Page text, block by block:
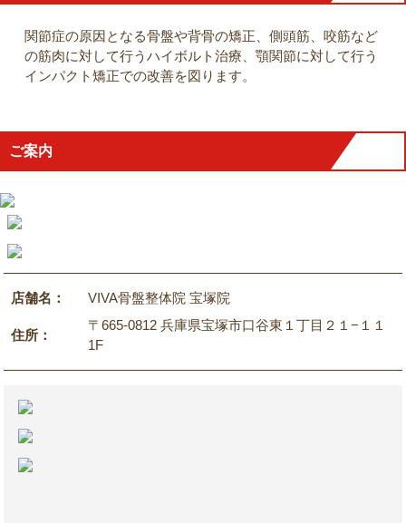
関節症の原因となる骨盤や背骨の矯正、側頭筋、咬筋など
の筋肉に対して行うハイボルト治療、顎関節に対して行う
インパクト矯正での改善を図ります。
ご案内
店舗名： VIVA骨盤整体院 宝塚院
住所：
〒665-0812 兵庫県宝塚市口谷東１丁目２１−１１
1F